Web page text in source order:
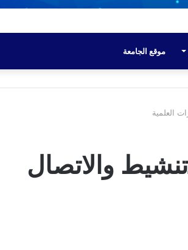
موقع الجامعة
اﻟﻌﻠﻤﻴﺔ
واﻻﺗﺼﺎل